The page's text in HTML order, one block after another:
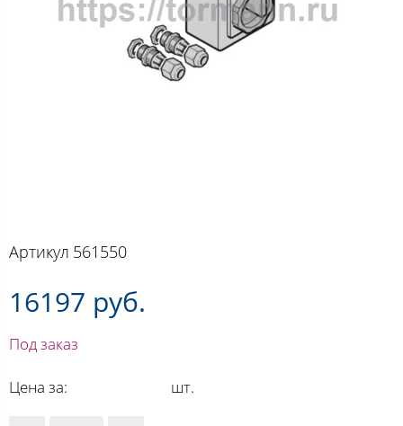
Артикул 561550
16197 руб.
Под заказ
Цена за: шт.